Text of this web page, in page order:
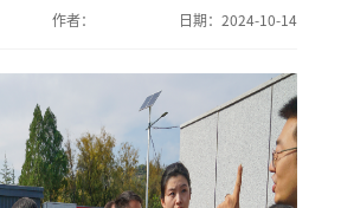
作者： 日期： 2024-10-14